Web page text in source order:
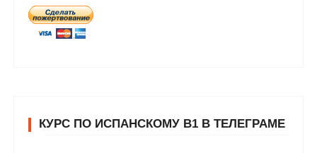
КУРС ПО ИСПАНСКОМУ В1 В ТЕЛЕГРАМЕ